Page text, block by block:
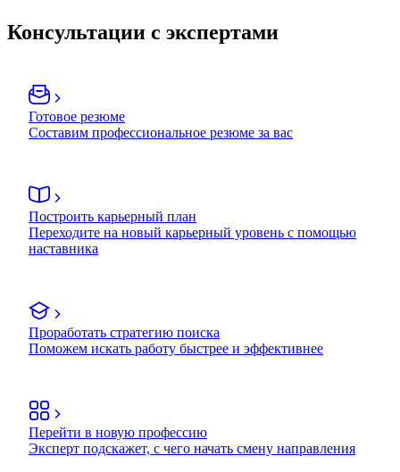
Консультации с экспертами
Готовое резюме
Составим профессиональное резюме за вас
Построить карьерный план
Переходите на новый карьерный уровень с помощью
наставника
Проработать стратегию поиска
Поможем искать работу быстрее и эффективнее
Перейти в новую профессию
Эксперт подскажет, с чего начать смену направления